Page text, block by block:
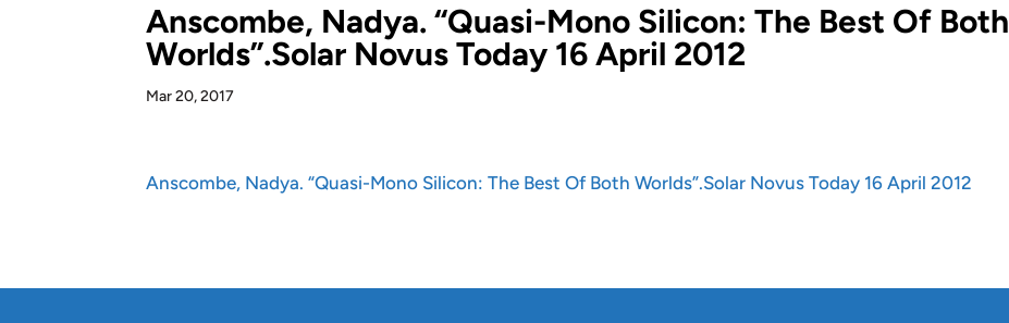
Anscombe, Nadya. “Quasi-Mono Silicon: The Best Of Both
Worlds”.Solar Novus Today 16 April 2012
Mar 20, 2017
Anscombe, Nadya. “Quasi-Mono Silicon: The Best Of Both Worlds”.Solar Novus Today 16 April 2012